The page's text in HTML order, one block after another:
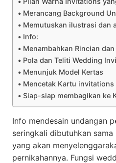
Merancang Background
Memutuskan ilustrasi dan
Info:
Menambahkan Rincian
Pola dan Teliti Wedding
Menunjuk Model Kertas
Mencetak Kartu invitations
Siap-siap membagikan ke
Info mendesain undangan
seringkali dibutuhkan
yang akan
pernikahannya. Fungsi